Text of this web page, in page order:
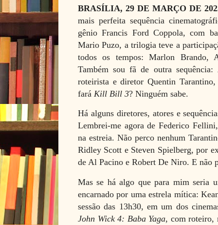
BRASÍLIA, 29 DE MARÇO DE
mais perfeita sequência
gênio Francis Ford Coppola, com
Mario Puzo, a trilogia teve a
todos os tempos: Marlon
Também sou fã de outra sequência:
roteirista e diretor Quentin
fará Kill Bill 3? Ninguém sabe.
Há alguns diretores, atores e
Lembrei-me agora de Federico
na estreia. Não perco nenhum
Ridley Scott e Steven Spielberg, por
de Al Pacino e Robert De Niro. E não
Mas se há algo que para mim seria
encarnado por uma estrela mítica:
sessão das 13h30, em um dos
John Wick 4: Baba Yaga, com roteiro,